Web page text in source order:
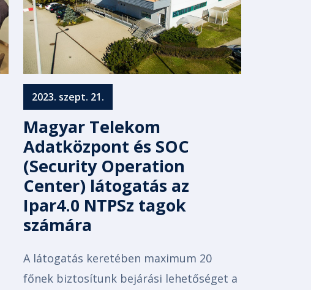
2023. szept. 21.
Magyar Telekom
Adatközpont és SOC
(Security Operation
Center) látogatás az
Ipar4.0 NTPSz tagok
számára
A látogatás keretében maximum 20
főnek biztosítunk bejárási lehetőséget a